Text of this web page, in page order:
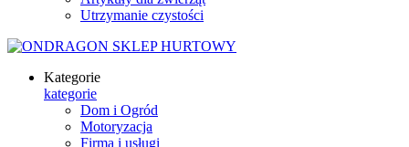
Utrzymanie czystości
Kategorie
kategorie
Dom i Ogród
Motoryzacja
Firma i usługi